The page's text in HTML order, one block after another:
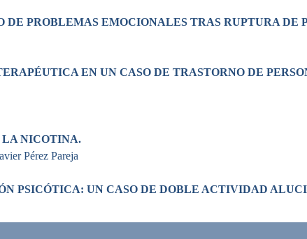
PROBLEMAS EMOCIONALES TRAS RUPTURA DE
EN UN CASO DE TRASTORNO DE
LA NICOTINA.
Pérez Pareja
PSICÓTICA: UN CASO DE DOBLE ACTIVIDAD